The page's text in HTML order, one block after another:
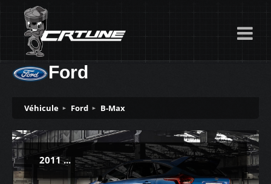
Ford
Véhicule Ford B-Max
2011 ...